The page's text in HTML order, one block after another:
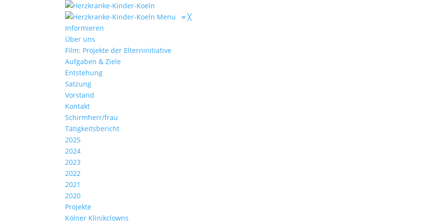
Menu≡ ╳
Informieren
Über uns
Film: Projekte der Elterninitiative
Aufgaben & Ziele
Entstehung
Satzung
Vorstand
Kontakt
Schirmherr/frau
Tätigkeitsbericht
2025
2024
2023
2022
2021
2020
Projekte
Kölner Klinikclowns